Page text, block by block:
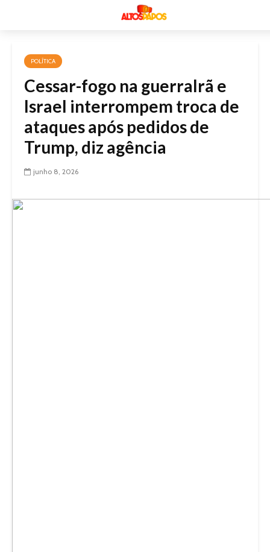
POLÍTICA
Cessar-fogo na guerraIrã e
Israel interrompem troca de
ataques após pedidos de
Trump, diz agência
junho 8, 2026